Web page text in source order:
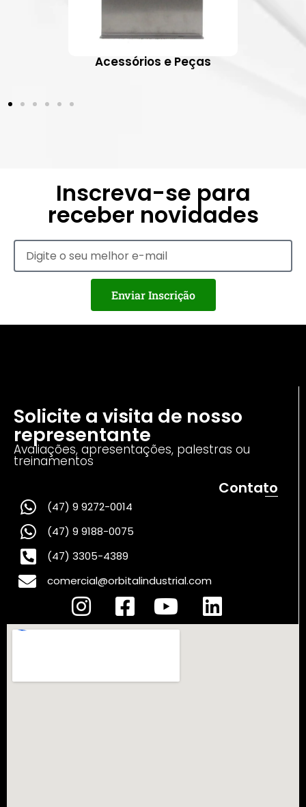
Acessórios e Peças
Inscreva-se para
receber novidades
Enviar Inscrição
Solicite a visita de nosso
representante
Avaliações, apresentações, palestras ou
treinamentos
Contato
(47) 9 9272-0014
(47) 9 9188-0075
(47) 3305-4389
comercial@orbitalindustrial.com